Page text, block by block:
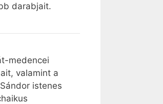
darabjait.
medencei
valamint a
istenes